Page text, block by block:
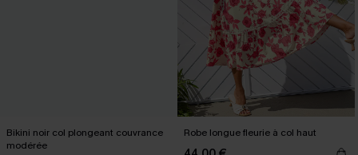
Bikini noir col plongeant couvrance
modérée
Robe longue fleurie à col haut